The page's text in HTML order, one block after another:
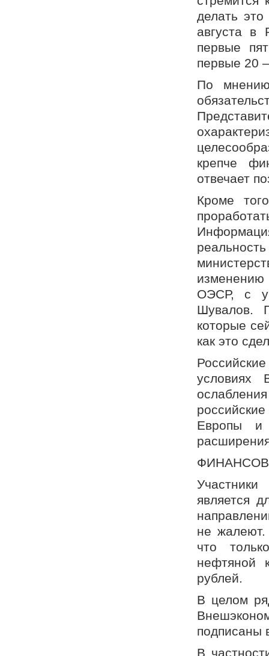
делать
августа в
первые
первые 20
По
крепче
отвечает
Кроме
изменению
ОЭСР, с
Шувалов.
которые
как это
условиях
Европы и
является
не
что
нефтяной
рублей.
В целом
подписаны
В